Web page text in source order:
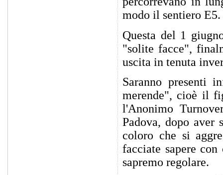
modo il sentiero E5.
Questa del 1
"solite facce",
uscita in tenuta
Saranno presenti
merende", cioè il
l'Anonimo
Padova, dopo
coloro che si
facciate sapere
sapremo regolare.